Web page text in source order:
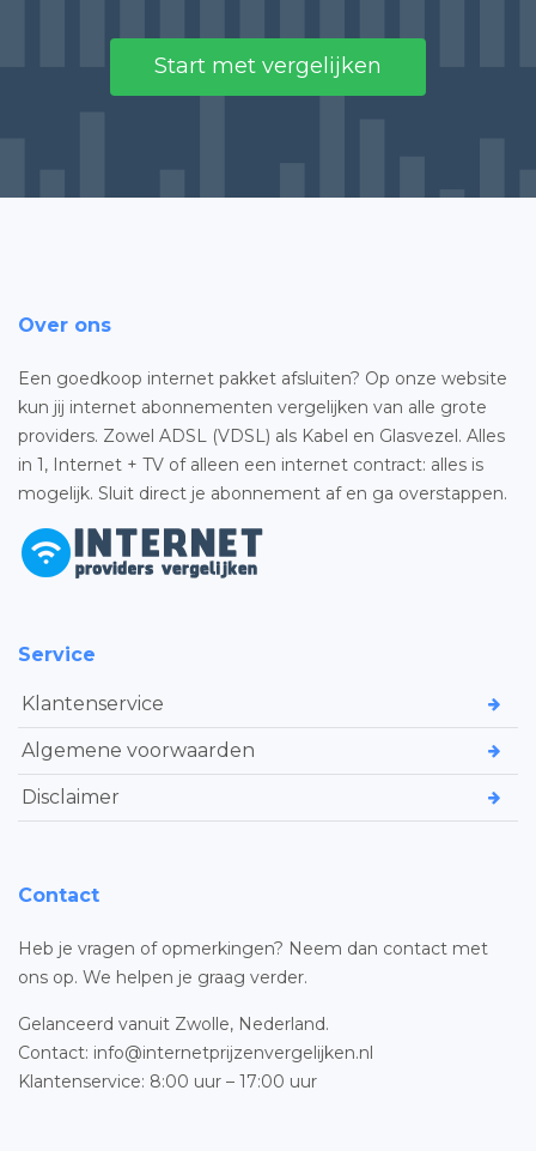
Start met vergelijken
Over ons
Een goedkoop internet pakket afsluiten? Op onze website
kun jij internet abonnementen vergelijken van alle grote
providers. Zowel ADSL (VDSL) als Kabel en Glasvezel. Alles
in 1, Internet + TV of alleen een internet contract: alles is
mogelijk. Sluit direct je abonnement af en ga overstappen.
Service
Klantenservice
Algemene voorwaarden
Disclaimer
Contact
Heb je vragen of opmerkingen? Neem dan contact met
ons op. We helpen je graag verder.
Gelanceerd vanuit Zwolle, Nederland.
Contact: info@internetprijzenvergelijken.nl
Klantenservice: 8:00 uur – 17:00 uur